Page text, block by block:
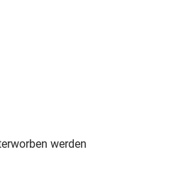
werden